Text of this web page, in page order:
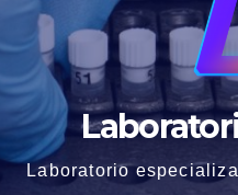
Laboratorio